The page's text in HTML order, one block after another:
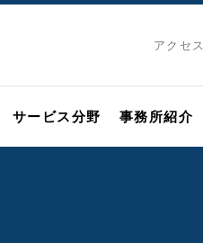
アクセス
サービス分野 事務所紹介